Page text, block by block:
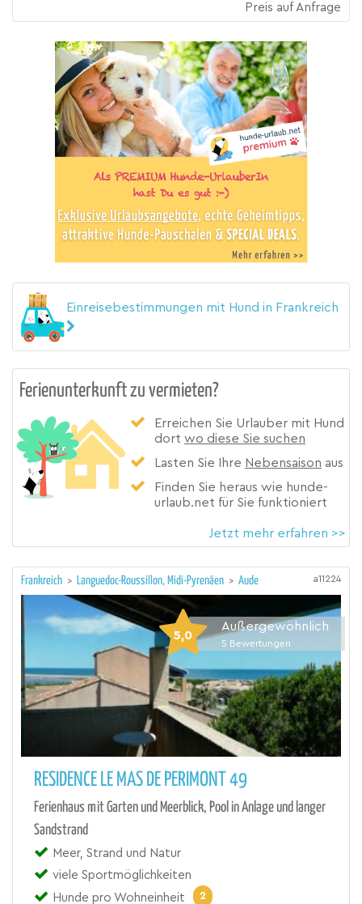
Preis auf Anfrage
Einreisebestimmungen mit Hund in Frankreich
Ferienunterkunft zu vermieten?
Erreichen Sie Urlauber mit Hund
dort wo diese Sie suchen
Lasten Sie Ihre Nebensaison aus
Finden Sie heraus wie hunde-
urlaub.net für Sie funktioniert
Jetzt mehr erfahren >>
Frankreich > Languedoc-Roussillon, Midi-Pyrenäen > Aude a11224
5,0
Außergewöhnlich
5 Bewertungen
RESIDENCE LE MAS DE PERIMONT 49
Ferienhaus mit Garten und Meerblick, Pool in Anlage und langer
Sandstrand
Meer, Strand und Natur
viele Sportmöglichkeiten
Hunde pro Wohneinheit
2